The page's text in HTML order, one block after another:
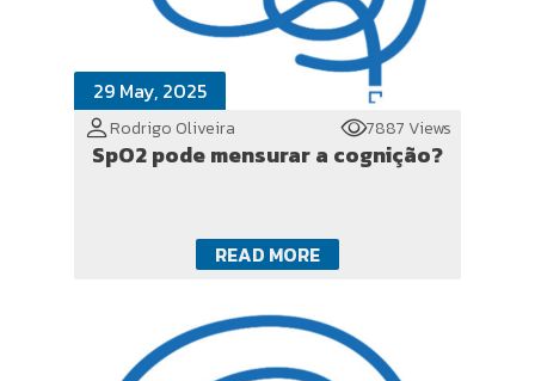
29 May, 2025
Rodrigo Oliveira 7887 Views
SpO2 pode mensurar a cognição?
READ MORE